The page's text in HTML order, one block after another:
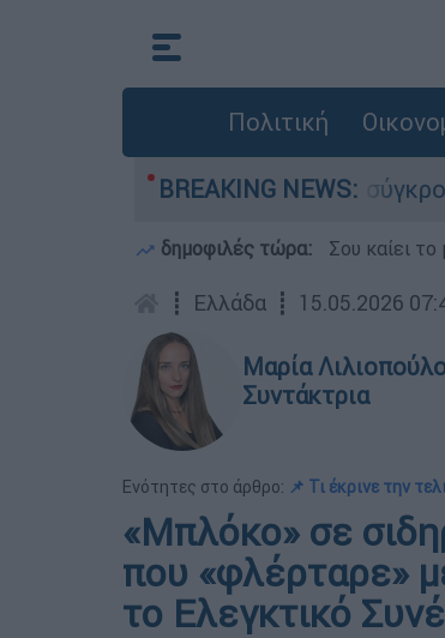
Πολιτική
BREAKING NEWS:
τη ζωή του στη σύγκρουση
δημοφιλές τώρα: Σου καίει
┋ Ελλάδα ┋ 15.05.2026
Μαρία
Συντάκτρια
Ενότητες στο άρθρο: 📌 Τι έκρινε την
«Μπλόκο» σε
που «φλέρταρε»
το Ελεγκτικό